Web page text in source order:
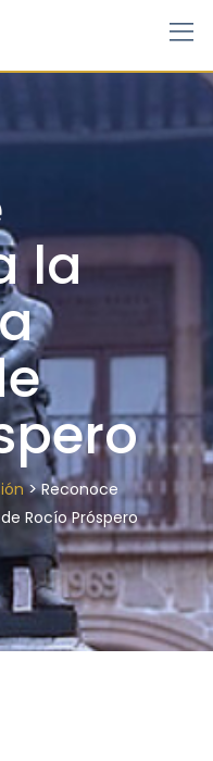
la
>Reconoce
Rocío Próspero